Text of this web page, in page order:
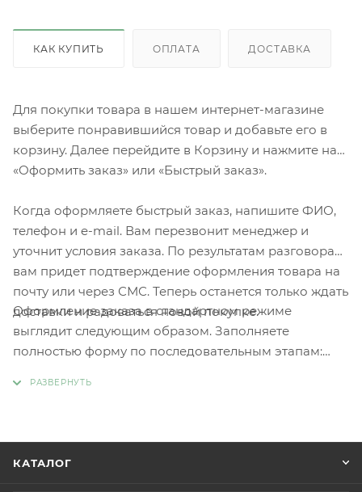
КАК КУПИТЬ ОПЛАТА ДОСТАВКА
Для покупки товара в нашем интернет-магазине
выберите понравившийся товар и добавьте его в
корзину. Далее перейдите в Корзину и нажмите на
«Оформить заказ» или «Быстрый заказ».
Когда оформляете быстрый заказ, напишите ФИО,
телефон и e-mail. Вам перезвонит менеджер и
уточнит условия заказа. По результатам разговора
вам придет подтверждение оформления товара на
почту или через СМС. Теперь останется только ждать
доставки и радоваться новой покупке.
Оформление заказа в стандартном режиме
выглядит следующим образом. Заполняете
полностью форму по последовательным этапам:
КАТАЛОГ